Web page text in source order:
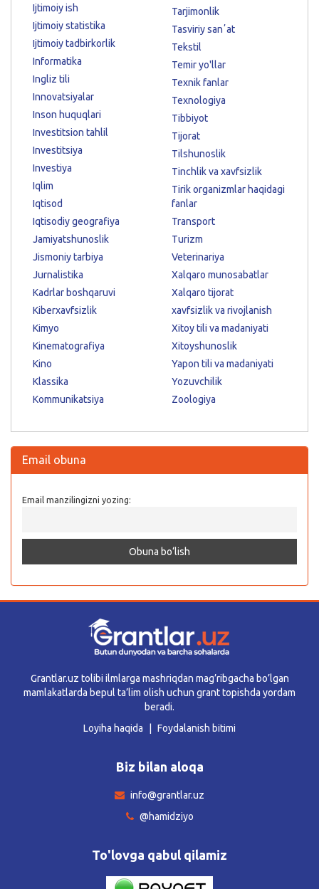
Ijtimoiy ish
Ijtimoiy statistika
Ijtimoiy tadbirkorlik
Informatika
Ingliz tili
Innovatsiyalar
Inson huquqlari
Investitsion tahlil
Investitsiya
Investiya
Iqlim
Iqtisod
Iqtisodiy geografiya
Jamiyatshunoslik
Jismoniy tarbiya
Jurnalistika
Kadrlar boshqaruvi
Kiberxavfsizlik
Kimyo
Kinematografiya
Kino
Klassika
Kommunikatsiya
Tarjimonlik
Tasviriy sanʼat
Tekstil
Temir yo'llar
Texnik fanlar
Texnologiya
Tibbiyot
Tijorat
Tilshunoslik
Tinchlik va xavfsizlik
Tirik organizmlar haqidagi
fanlar
Transport
Turizm
Veterinariya
Xalqaro munosabatlar
Xalqaro tijorat
xavfsizlik va rivojlanish
Xitoy tili va madaniyati
Xitoyshunoslik
Yapon tili va madaniyati
Yozuvchilik
Zoologiya
Email obuna
Email manzilingizni yozing:
Grantlar.uz tolibi ilmlarga mashriqdan mag’ribgacha bo’lgan
mamlakatlarda bepul ta’lim olish uchun grant topishda yordam
beradi.
Loyiha haqida
Foydalanish bitimi
Biz bilan aloqa
info@grantlar.uz
@hamidziyo
To'lovga qabul qilamiz